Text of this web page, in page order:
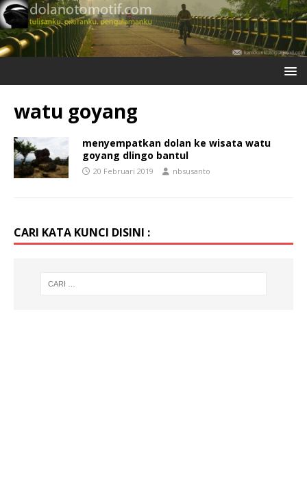
watu goyang
menyempatkan dolan ke wisata watu
goyang dlingo bantul
20 Februari 2019 nbsusanto
CARI KATA KUNCI DISINI :